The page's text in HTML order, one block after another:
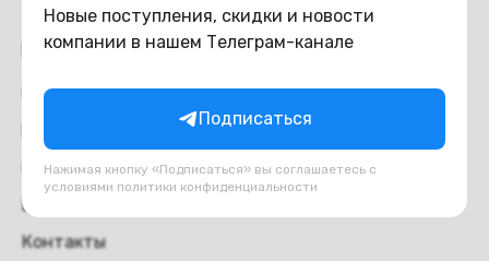
Новые поступления, скидки и новости
компании в нашем Телеграм-канале
Подписаться
Нажимая кнопку «Подписаться» вы соглашаетесь с
условиями политики конфиденциальности
Компания
О компании
Оферта
Блог
Контакты